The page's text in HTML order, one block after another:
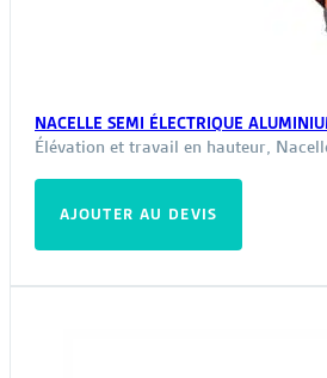
NACELLE SEMI ÉLECTRIQUE
Élévation et travail en hauteur,
AJOUTER AU DEVIS